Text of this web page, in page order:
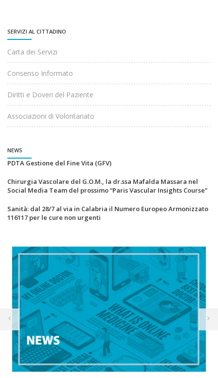
SERVIZI AL CITTADINO
Carta dei Servizi
Consenso Informato
Diritti e Doveri del Paziente
Associazioni di Volontariato
NEWS
PDTA Gestione del Fine Vita (GFV)
Chirurgia Vascolare del G.O.M., la dr.ssa Mafalda Massara nel
Social Media Team del prossimo “Paris Vascular Insights Course”
Sanità: dal 28/7 al via in Calabria il Numero Europeo Armonizzato
116117 per le cure non urgenti